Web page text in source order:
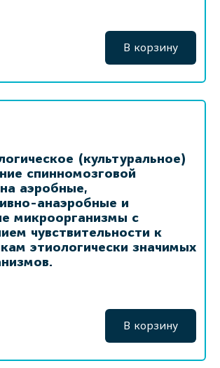
В корзину
(культуральное)
спинномозговой
аэробные,
анаэробные и
микроорганизмы с
чувствительности к
этиологически значимых
В корзину